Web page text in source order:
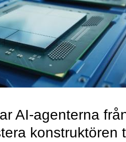
AI-agenterna
konstruktören